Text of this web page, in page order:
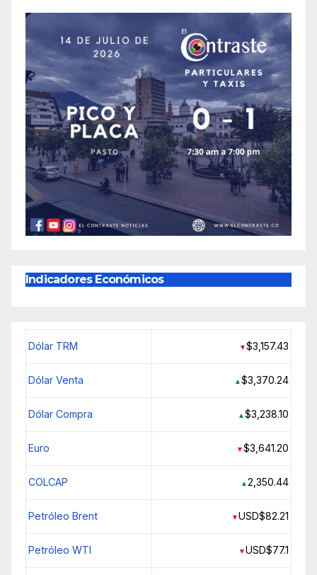
Indicadores Económicos
Dólar TRM ▼$3,157.43
Dólar Venta ▲$3,370.24
Dólar Compra ▲$3,238.10
Euro ▼$3,641.20
COLCAP ▲2,350.44
Petróleo Brent ▼USD$82.21
Petróleo WTI ▼USD$77.1